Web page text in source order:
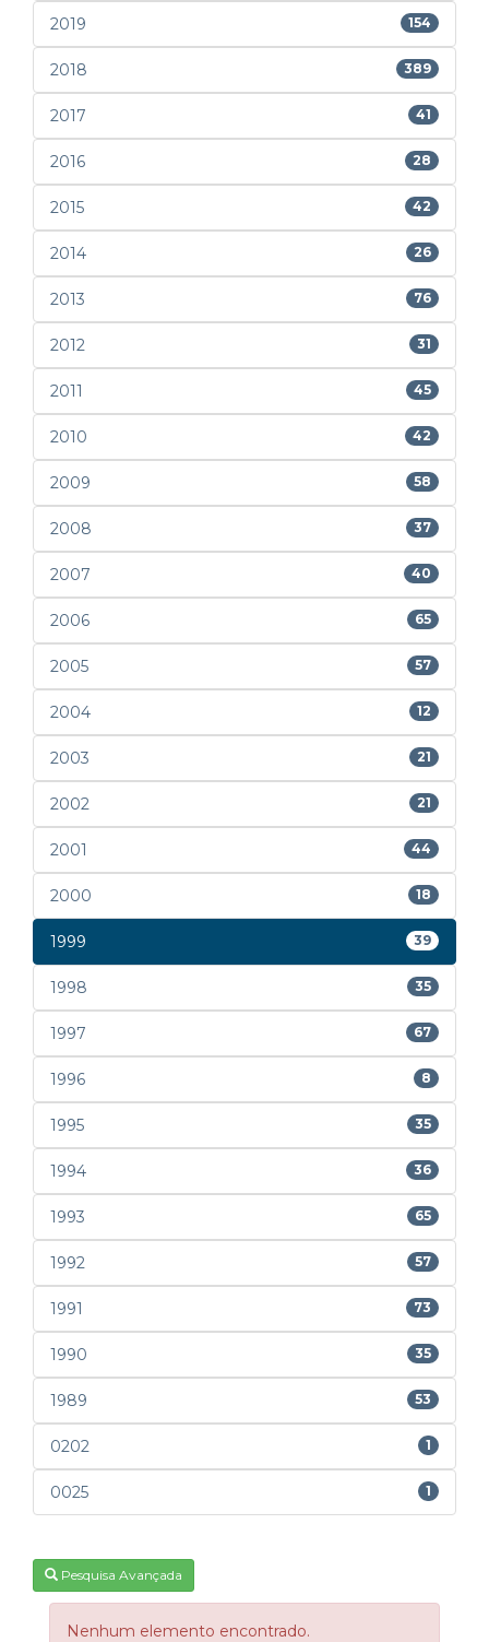
2019 154
2018 389
2017 41
2016 28
2015 42
2014 26
2013 76
2012 31
2011 45
2010 42
2009 58
2008 37
2007 40
2006 65
2005 57
2004 12
2003 21
2002 21
2001 44
2000 18
1999 39
1998 35
1997 67
1996 8
1995 35
1994 36
1993 65
1992 57
1991 73
1990 35
1989 53
0202 1
0025 1
Pesquisa Avançada
Nenhum elemento encontrado.